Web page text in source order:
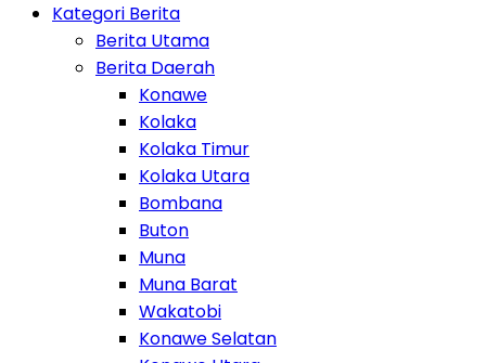
Kategori Berita
Berita Utama
Berita Daerah
Konawe
Kolaka
Kolaka Timur
Kolaka Utara
Bombana
Buton
Muna
Muna Barat
Wakatobi
Konawe Selatan